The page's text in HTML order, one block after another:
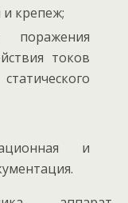
крепеж;
токов
и